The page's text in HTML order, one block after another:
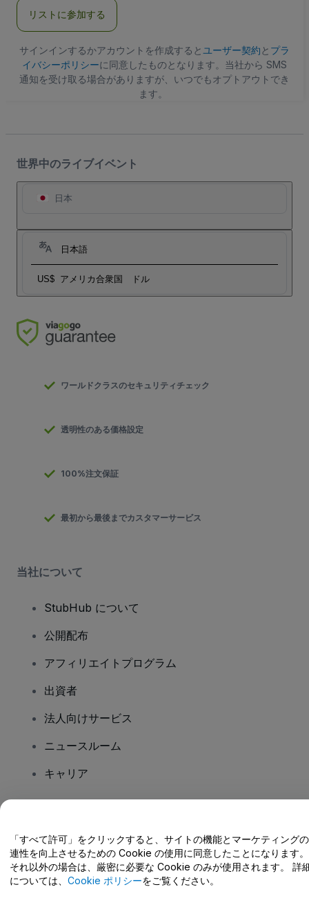
ア
ス
リストに参加する
サインインするかアカウントを作成すると ユーザー契約と プラ
イバシーポリシーに同意したものとなります。当社から SMS
通知を受け取る場合がありますが、いつでもオプトアウトでき
ます。
世界中のライブイベント
日本
日本語
US$ アメリカ合衆国 ドル
ワールドクラスのセキュリティチェック
透明性のある価格設定
100%注文保証
最初から最後までカスタマーサービス
当社について
StubHub について
公開配布
アフィリエイトプログラム
出資者
法人向けサービス
ニュースルーム
キャリア
ヘルプセンター / こちらまでご連絡下さい
「すべて許可」をクリックすると、サイトの機能とマーケティング
連性を向上させるための Cookie の使用に同意したことになります。
それ以外の場合は、厳密に必要な Cookie のみが使用されます。 詳
については、 Cookie ポリシーをご覧ください。